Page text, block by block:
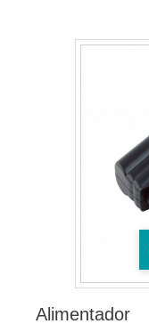
Alimentador